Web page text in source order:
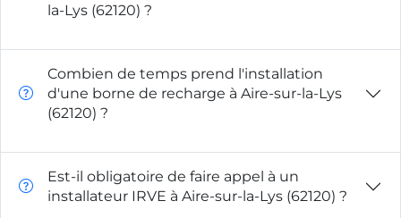
la-Lys (62120) ?
Combien de temps prend l'installation
d'une borne de recharge à Aire-sur-la-Lys
(62120) ?
Est-il obligatoire de faire appel à un
installateur IRVE à Aire-sur-la-Lys (62120) ?